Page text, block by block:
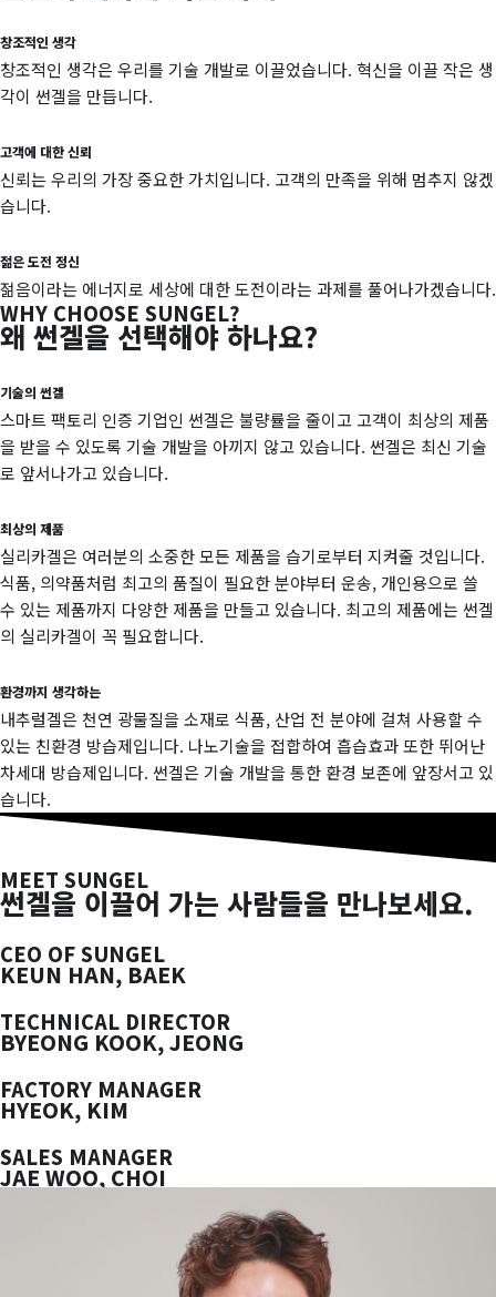
창조적인 생각
창조적인 생각은 우리를 기술 개발로 이끌었습니다. 혁신을 이끌 작은 생
각이 썬겔을 만듭니다.
고객에 대한 신뢰
신뢰는 우리의 가장 중요한 가치입니다. 고객의 만족을 위해 멈추지 않겠
습니다.
젊은 도전 정신
젊음이라는 에너지로 세상에 대한 도전이라는 과제를 풀어나가겠습니다.
WHY CHOOSE SUNGEL?
왜 썬겔을 선택해야 하나요?
기술의 썬겔
스마트 팩토리 인증 기업인 썬겔은 불량률을 줄이고 고객이 최상의 제품
을 받을 수 있도록 기술 개발을 아끼지 않고 있습니다. 썬겔은 최신 기술
로 앞서나가고 있습니다.
최상의 제품
실리카겔은 여러분의 소중한 모든 제품을 습기로부터 지켜줄 것입니다.
식품, 의약품처럼 최고의 품질이 필요한 분야부터 운송, 개인용으로 쓸
수 있는 제품까지 다양한 제품을 만들고 있습니다. 최고의 제품에는 썬겔
의 실리카겔이 꼭 필요합니다.
환경까지 생각하는
내추럴겔은 천연 광물질을 소재로 식품, 산업 전 분야에 걸쳐 사용할 수
있는 친환경 방습제입니다. 나노기술을 접합하여 흡습효과 또한 뛰어난
차세대 방습제입니다. 썬겔은 기술 개발을 통한 환경 보존에 앞장서고 있
습니다.
MEET SUNGEL
썬겔을 이끌어 가는 사람들을 만나보세요.
CEO OF SUNGEL
KEUN HAN, BAEK
TECHNICAL DIRECTOR
BYEONG KOOK, JEONG
FACTORY MANAGER
HYEOK, KIM
SALES MANAGER
JAE WOO, CHOI